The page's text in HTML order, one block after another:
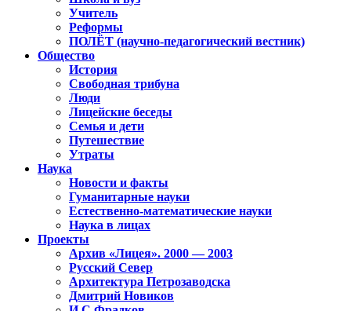
Учитель
Реформы
ПОЛЁТ (научно-педагогический вестник)
Общество
История
Свободная трибуна
Люди
Лицейские беседы
Семья и дети
Путешествие
Утраты
Наука
Новости и факты
Гуманитарные науки
Естественно-математические науки
Наука в лицах
Проекты
Архив «Лицея». 2000 — 2003
Русский Север
Архитектура Петрозаводска
Дмитрий Новиков